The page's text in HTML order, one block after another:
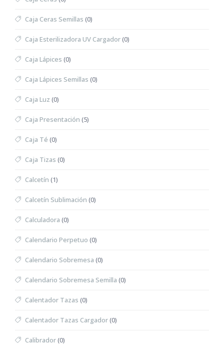
Caja Ceras Semillas (0)
Caja Esterilizadora UV Cargador(0)
Caja Lápices (0)
Caja Lápices Semillas (0)
Caja Luz (0)
Caja Presentación (5)
Caja Té (0)
Caja Tizas (0)
Calcetín (1)
Calcetín Sublimación (0)
Calculadora (0)
Calendario Perpetuo (0)
Calendario Sobremesa (0)
Calendario Sobremesa Semilla (0)
Calentador Tazas (0)
Calentador Tazas Cargador(0)
Calibrador(0)